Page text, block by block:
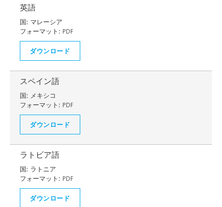
英語
国: マレーシア
フォーマット: PDF
ダウンロード
スペイン語
国: メキシコ
フォーマット: PDF
ダウンロード
ラトビア語
国: ラトニア
フォーマット: PDF
ダウンロード